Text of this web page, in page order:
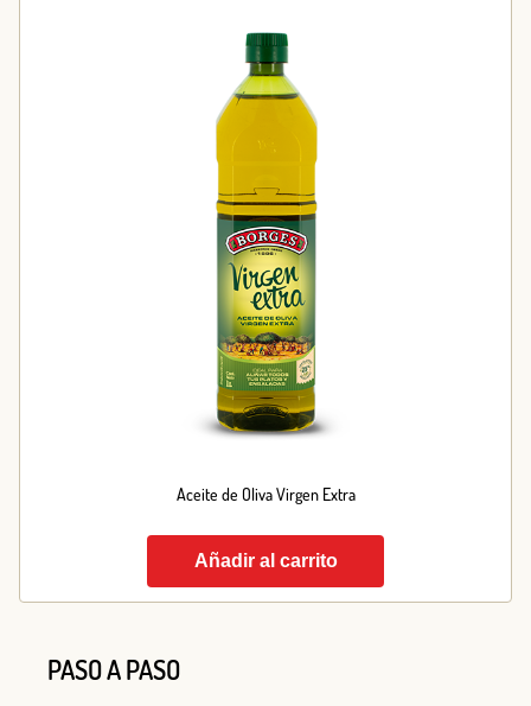
Aceite de Oliva Virgen Extra
Añadir al carrito
PASO A PASO